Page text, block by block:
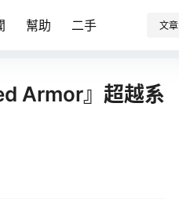
幫助 二手 文章
Armor』超越系